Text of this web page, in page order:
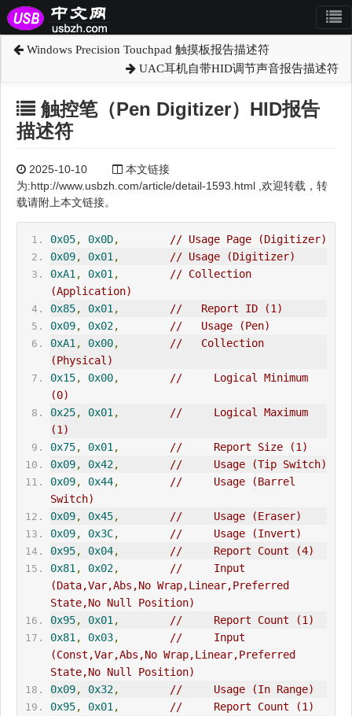
Windows Precision Touchpad 触摸板报告描述符
UAC耳机自带HID调节声音报告描述符
触控笔（Pen Digitizer）HID报告
描述符
2025-10-10
本文链接
为:http://www.usbzh.com/article/detail-1593.html ,欢迎转载，转
载请附上本文链接。
0x05, 0x0D,
// Usage Page (Digitizer)
0x09, 0x01 ,
// Usage (Digitizer)
0xA1 , 0x01 ,
// Collection
(Application)
0x85, 0x01 ,
//   Report ID (1)
0x09, 0x02,
//   Usage (Pen)
0xA1 , 0x00,
//   Collection
(Physical)
0x15, 0x00,
//     Logical Minimum
(0)
0x25, 0x01 ,
//     Logical Maximum
(1)
0x75, 0x01 ,
//     Report Size (1)
0x09, 0x42,
//     Usage (Tip Switch)
0x09, 0x44,
//     Usage (Barrel
Switch)
0x09, 0x45,
//     Usage (Eraser)
0x09, 0x3C,
//     Usage (Invert)
0x95, 0x04,
//     Report Count (4)
0x81 , 0x02,
//     Input
(Data,Var,Abs,No Wrap,Linear,Preferred
State,No Null Position)
0x95, 0x01 ,
//     Report Count (1)
0x81 , 0x03,
//     Input
(Const,Var,Abs,No Wrap,Linear,Preferred
State,No Null Position)
0x09, 0x32,
//     Usage (In Range)
0x95, 0x01 ,
//     Report Count (1)